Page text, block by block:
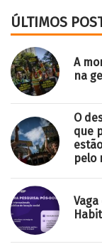
ÚLTIMOS
A
na
O
que
pelo